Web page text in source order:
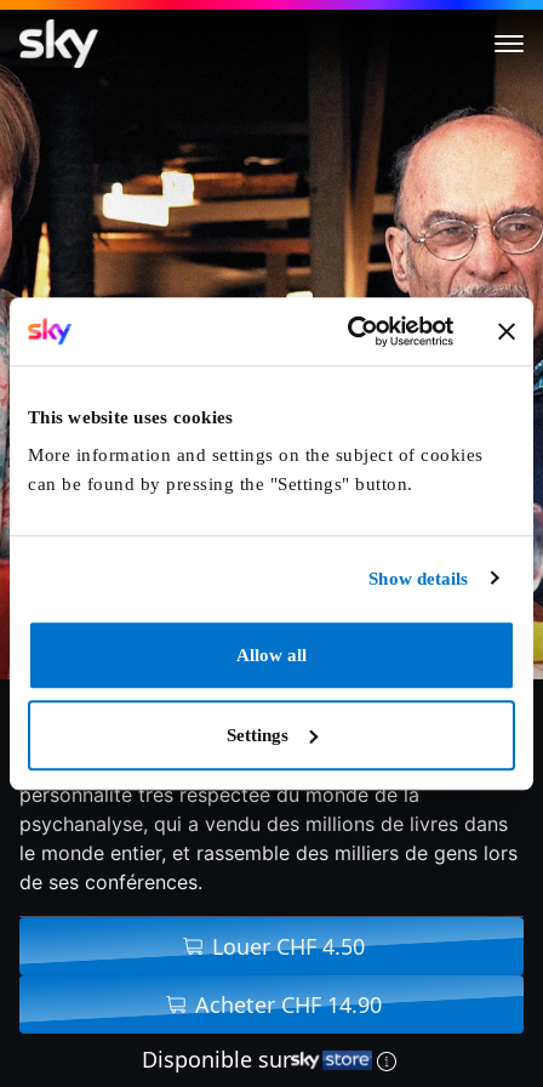
This website uses cookies
More information and settings on the subject of cookies
can be found by pressing the "Settings" button.
Show details
Allow all
Settings
Irvin Yalom, La Thérapie Du
5.2/10 2014 77 min Documentaire
Un documentaire intime sur Irvin D. Yalom,
personnalité très respectée du monde de la
psychanalyse, qui a vendu des millions de livres dans
le monde entier, et rassemble des milliers de gens lors
de ses conférences.
Louer CHF 4.50
Acheter CHF 14.90
Disponible sur